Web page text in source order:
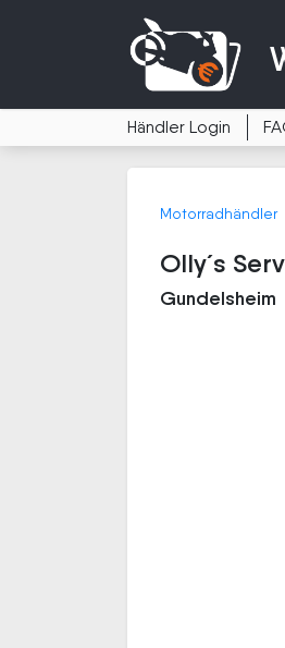
Händler Login
Motorradhändler
Olly´s
Gundelsheim